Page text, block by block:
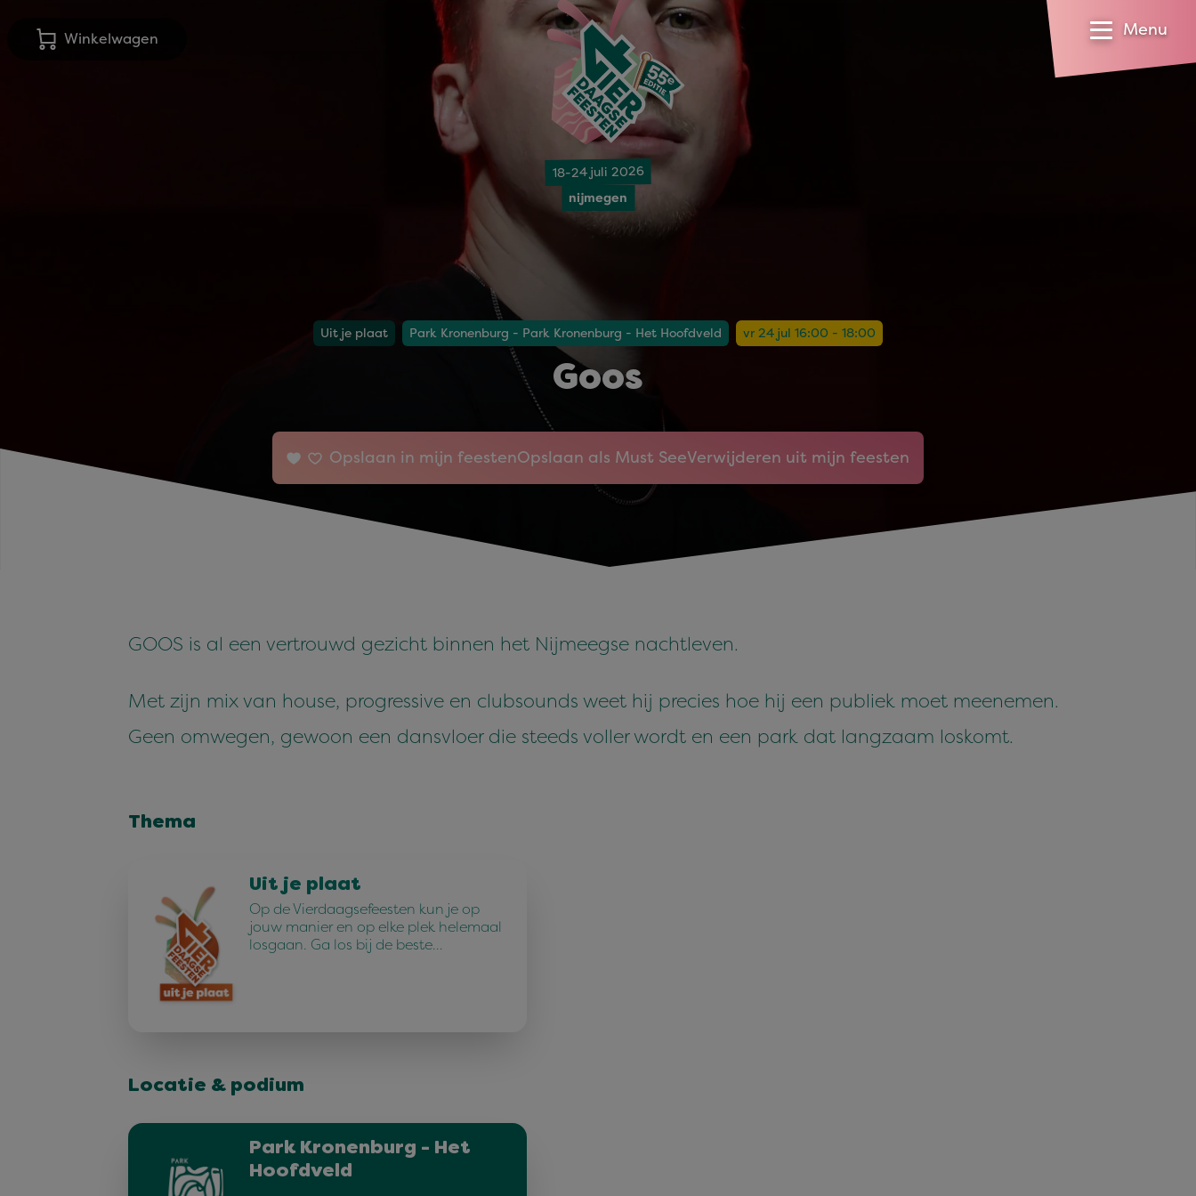
Winkelwagen
18-24 juli 2026
nijmegen
Menu
Uit je plaat Park Kronenburg - Park Kronenburg - Het Hoofdveld vr 24 jul 16:00 - 18:00
Goos
Opslaan in mijn feestenOpslaan als Must SeeVerwijderen uit mijn feesten
GOOS is al een vertrouwd gezicht binnen het Nijmeegse nachtleven.
Met zijn mix van house, progressive en clubsounds weet hij precies hoe hij een publiek moet meenemen.
Geen omwegen, gewoon een dansvloer die steeds voller wordt en een park dat langzaam loskomt.
Thema
Uit je plaat
Op de Vierdaagsefeesten kun je op
jouw manier en op elke plek helemaal
losgaan. Ga los bij de beste…
Locatie & podium
Park Kronenburg - Het
Hoofdveld